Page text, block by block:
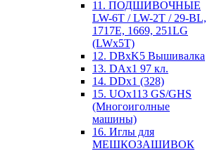
11. ПОДШИВОЧНЫЕ
LW-6T / LW-2T / 29-BL,
1717E, 1669, 251LG
(LWx5T)
12. DBxK5 Вышивалка
13. DAx1 97 кл.
14. DDx1 (328)
15. UOx113 GS/GHS
(Многоиголные
машины)
16. Иглы для
МЕШКОЗАШИВОК